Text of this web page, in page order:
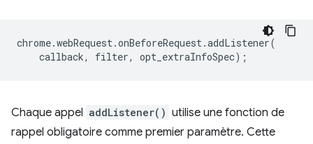
chrome.webRequest.onBeforeRequest.addListener(
callback, filter, opt_extraInfoSpec);
Chaque appel addListener() utilise une fonction de
rappel obligatoire comme premier paramètre. Cette